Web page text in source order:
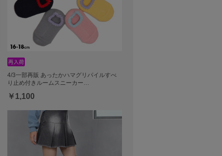
4/3一部再販 あったかハマグリパイルすべ
り止め付きルームスニーカー…
￥1,100